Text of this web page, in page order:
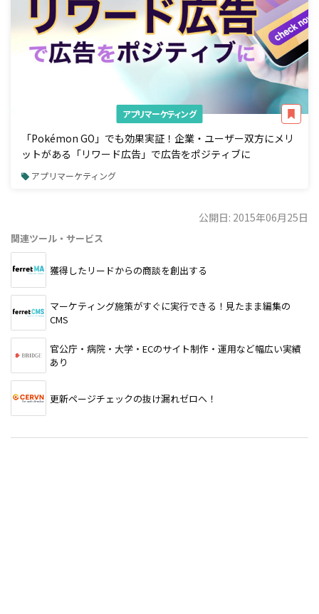
アプリマーケティング
「Pokémon GO」でも効果実証！企業・ユーザー双方にメリ
ットがある「リワード広告」で広告をポジティブに
アプリマーケティング
公開日: 2015年06月25日
関連ツール・サービス
獲得したリードからの商談を創出する
マーケティング施策がすぐに実行できる！見たまま編集の
CMS
官公庁・病院・大学・ECのサイト制作・運用など幅広い実績
あり
更新ページチェックの抜け漏れゼロへ！